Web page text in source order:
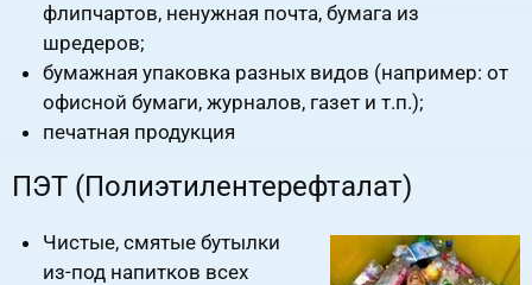
флипчартов, ненужная почта, бумага из
шредеров;
бумажная упаковка разных видов (например: от
офисной бумаги, журналов, газет и т.п.);
печатная продукция
ПЭТ (Полиэтилентерефталат)
Чистые, смятые бутылки
из-под напитков всех